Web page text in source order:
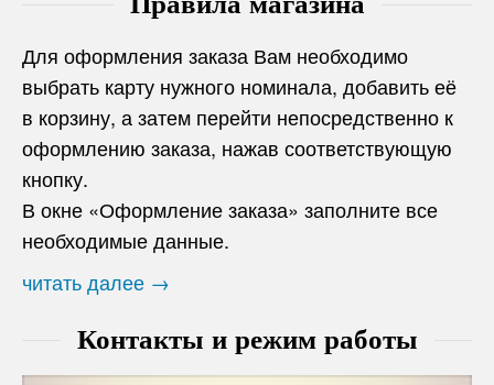
Для оформления заказа Вам необходимо
выбрать карту нужного номинала, добавить её
в корзину, а затем перейти непосредственно к
оформлению заказа, нажав соответствующую
кнопку.
В окне «Оформление заказа» заполните все
необходимые данные.
читать далее →
Контакты и режим работы